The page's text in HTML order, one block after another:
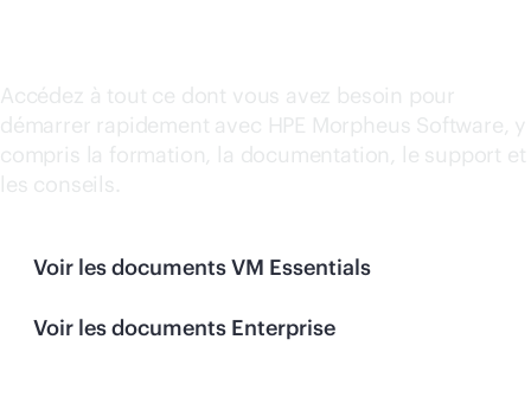
Accédez à tout ce dont vous avez besoin pour
démarrer rapidement avec HPE Morpheus Software, y
compris la formation, la documentation, le support et
les conseils.
Voir les documents VM Essentials
Voir les documents Enterprise